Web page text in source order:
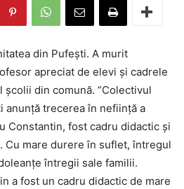
din Pufești. A murit
apreciat de elevi și cadrele
din comună. ”Colectivul
anunță trecerea în neființă a
Constantin, fost cadru didactic și
Cu mare durere în suflet, întregul
întregii sale familii.
a fost un cadru didactic de mare